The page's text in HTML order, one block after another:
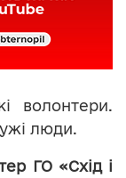
волонтери.
люди.
ГО «Схід і